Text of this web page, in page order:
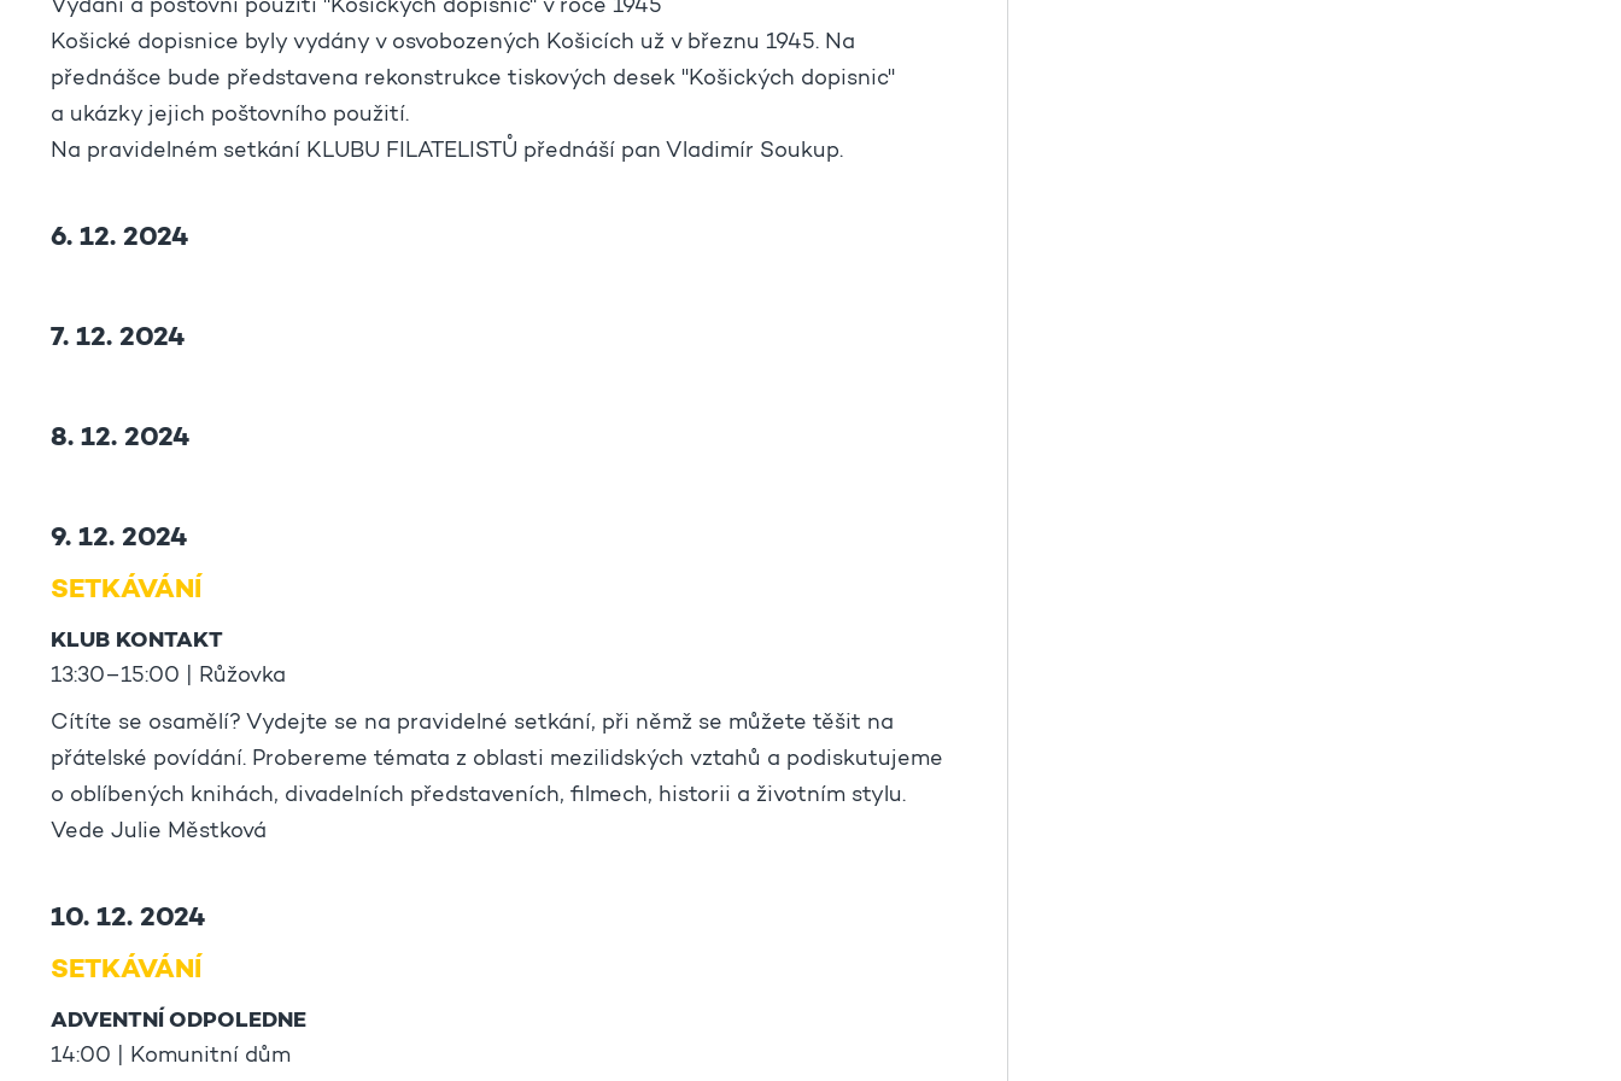
Vydání a poštovní použití "Košických dopisnic" v roce 1945
Košické dopisnice byly vydány v osvobozených Košicích už v březnu 1945. Na
přednášce bude představena rekonstrukce tiskových desek "Košických dopisnic"
a ukázky jejich poštovního použití.
Na pravidelném setkání KLUBU FILATELISTŮ přednáší pan Vladimír Soukup.
6. 12. 2024
7. 12. 2024
8. 12. 2024
9. 12. 2024
SETKÁVÁNÍ
KLUB KONTAKT
13:30–15:00 | Růžovka
Cítíte se osamělí? Vydejte se na pravidelné setkání, při němž se můžete těšit na
přátelské povídání. Probereme témata z oblasti mezilidských vztahů a podiskutujeme
o oblíbených knihách, divadelních představeních, filmech, historii a životním stylu.
Vede Julie Městková
10. 12. 2024
SETKÁVÁNÍ
ADVENTNÍ ODPOLEDNE
14:00 | Komunitní dům